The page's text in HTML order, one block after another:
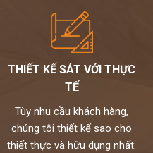
THIẾT KẾ SÁT VỚI THỰC
TẾ
Tùy nhu cầu khách hàng,
chúng tôi thiết kế sao cho
thiết thực và hữu dụng nhất.